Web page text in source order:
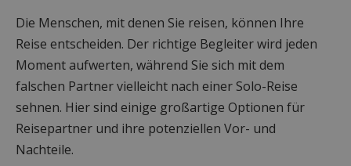
Die Menschen, mit denen Sie reisen, können Ihre
Reise entscheiden. Der richtige Begleiter wird jeden
Moment aufwerten, während Sie sich mit dem
falschen Partner vielleicht nach einer Solo-Reise
sehnen. Hier sind einige großartige Optionen für
Reisepartner und ihre potenziellen Vor- und
Nachteile.